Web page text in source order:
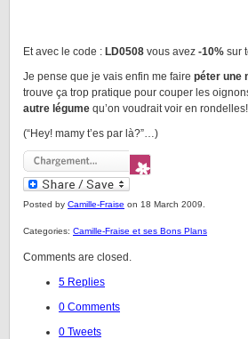
Et avec le code : LD0508 vous avez -10% sur
Je pense que je vais enfin me faire péter une
trouve ça trop pratique pour couper les
autre légume qu’on voudrait voir en
(“Hey! mamy t’es par là?”…)
Posted by Camille-Fraise on 18 March 2009.
Categories: Camille-Fraise et ses Bons Plans
Comments are closed.
5 Replies
0 Comments
0 Tweets